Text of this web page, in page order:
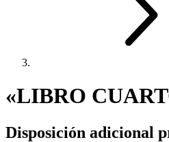
«LIBRO
Disposición adicional